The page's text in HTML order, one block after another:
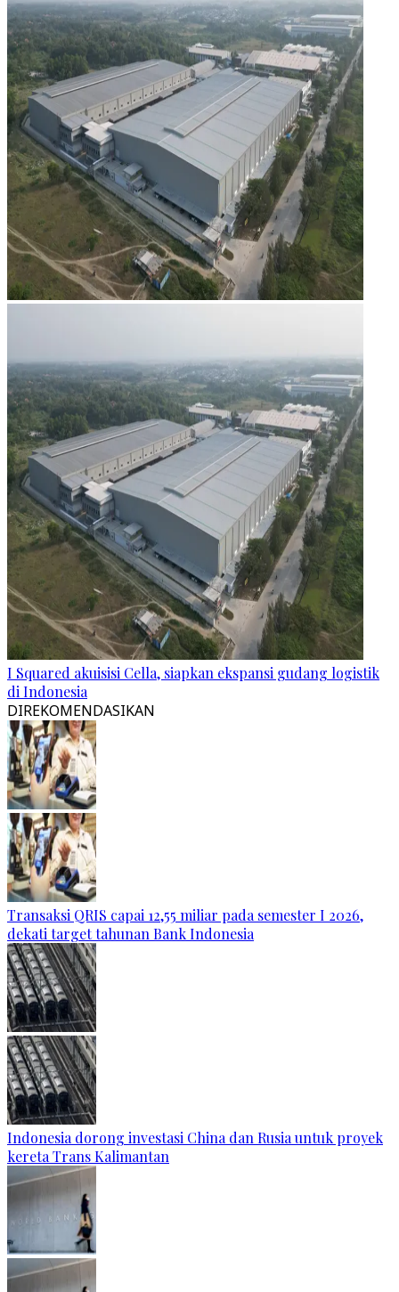
I Squared akuisisi Cella, siapkan ekspansi gudang logistik
di Indonesia
DIREKOMENDASIKAN
Transaksi QRIS capai 12,55 miliar pada semester I 2026,
dekati target tahunan Bank Indonesia
Indonesia dorong investasi China dan Rusia untuk proyek
kereta Trans Kalimantan